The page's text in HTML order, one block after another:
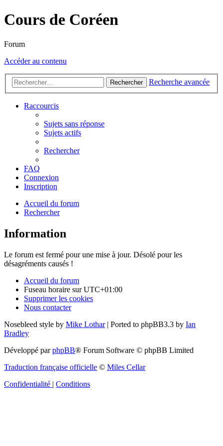
Cours de Coréen
Forum
Accéder au contenu
Rechercher Recherche avancée
Raccourcis
Sujets sans réponse
Sujets actifs
Rechercher
FAQ
Connexion
Inscription
Accueil du forum
Rechercher
Information
Le forum est fermé pour une mise à jour. Désolé pour les
désagréments causés !
Accueil du forum
Fuseau horaire surUTC+01:00
Supprimer les cookies
Nous contacter
Nosebleed style by Mike Lothar| Ported to phpBB3.3 by Ian
Bradley
Développé parphpBB® Forum Software © phpBB Limited
Traduction française officielle © Miles Cellar
Confidentialité | Conditions